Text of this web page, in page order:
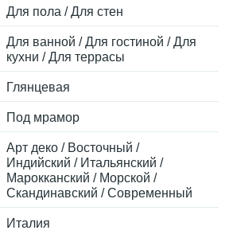
Для пола / Для стен
Для ванной / Для гостиной / Для
кухни / Для террасы
Глянцевая
Под мрамор
Арт деко / Восточный /
Индийский / Итальянский /
Марокканский / Морской /
Скандинавский / Современный
Италия